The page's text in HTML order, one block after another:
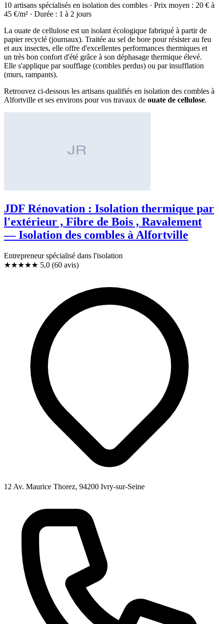
10 artisans spécialisés en isolation des combles · Prix moyen : 20 € à
45 €/m² · Durée : 1 à 2 jours
La ouate de cellulose est un isolant écologique fabriqué à partir de
papier recyclé (journaux). Traitée au sel de bore pour résister au feu
et aux insectes, elle offre d'excellentes performances thermiques et
un très bon confort d'été grâce à son déphasage thermique élevé.
Elle s'applique par soufflage (combles perdus) ou par insufflation
(murs, rampants).
Retrouvez ci-dessous les artisans qualifiés en isolation des combles à
Alfortville et ses environs pour vos travaux de ouate de cellulose.
JDF Rénovation : Isolation thermique par
l'extérieur , Fibre de Bois , Ravalement
— Isolation des combles à Alfortville
Entrepreneur spécialisé dans l'isolation
★★★★★ 5,0 (60 avis)
12 Av. Maurice Thorez, 94200 Ivry-sur-Seine